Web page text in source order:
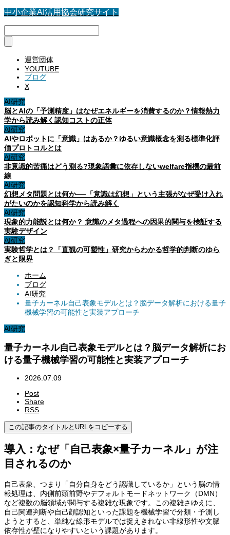
中小企業AI活用協会研究サイト
運営団体
YOUTUBE
ブログ
X
AI研究
脳とAIの「予測精度」はなぜエネルギーを消費するのか？情報熱力
学から読み解く認知コストの正体
AI研究
AIやロボットに「意識」はあるか？ゆるい意識概念を測る標準化評
価プロトコルとは
AI研究
非意識的苦痛はどう測る?現象語彙に依存しないwelfare指標の最前
線
AI研究
幻想メタ問題とは何か──「意識は幻想」という主張がなぜ受け入れ
がたいのかを認知科学から読み解く
AI研究
現象的力能説とは何か？ 意識のメタ過程への因果的関与を検証する
実験デザイン
AI研究
実験哲学とは？「直観の可塑性」研究からわかる哲学的判断のゆら
ぎと限界
ホーム
ブログ
AI研究
量子カーネル自己表象モデルとは？脳データ解析における量子
機械学習の可能性と実装アプローチ
AI研究
量子カーネル自己表象モデルとは？脳データ解析にお
ける量子機械学習の可能性と実装アプローチ
2026.07.09
Post
Share
RSS
この記事のタイトルとURLをコピーする
導入：なぜ「自己表象×量子カーネル」が注
目されるのか
自己表象、つまり「自分自身をどう認識しているか」という脳の情
報処理は、内側前頭前野やデフォルトモードネットワーク（DMN）
など複数の脳領域が関与する複雑な現象です。この複雑さゆえに、
自己関連判断や自己顔認知といった課題を機械学習で分類・予測し
ようとすると、単純な線形モデルでは捉えきれない非線形性や文脈
依存性が壁になりやすいという課題があります。